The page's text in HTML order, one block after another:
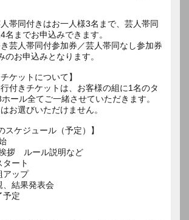
人帯同付きはお一人様3名まで、芸人帯同
名までお申込みできます。
き芸人帯同付参加券／芸人帯同なし参加券
のお申込みとなります。
ケットについて】
付きチケットは、お客様の組に1名のタ
ール全てご一緒させていただきます。
お選びいただけません。
ケジュール（予定）】
拶 ルール説明など
ート
ップ
結果発表会
定